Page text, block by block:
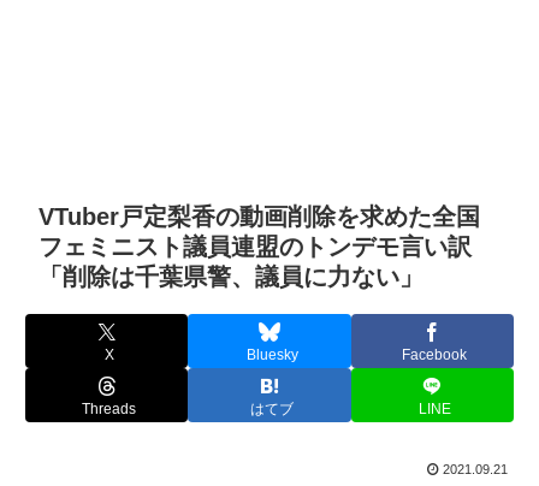
VTuber戸定梨香の動画削除を求めた全国
フェミニスト議員連盟のトンデモ言い訳
「削除は千葉県警、議員に力ない」
X Bluesky Facebook
Threads はてブ LINE
2021.09.21